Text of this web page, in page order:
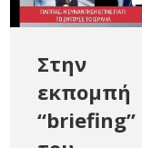
Στην
εκπομπή
“briefing”